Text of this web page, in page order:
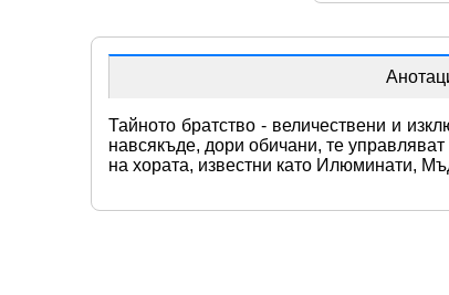
Тайното братство - величествени и
навсякъде, дори обичани, те
на хората, известни като Илюминати,